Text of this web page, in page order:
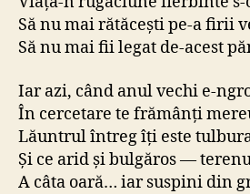
Să nu mai rătăcești pe-a firii
Să nu mai fii legat de-acest
Iar azi, când anul vechi e-
În cercetare te frămânți
Lăuntrul întreg îți este
Și ce arid și bulgăros —
A câta oară… iar suspini din